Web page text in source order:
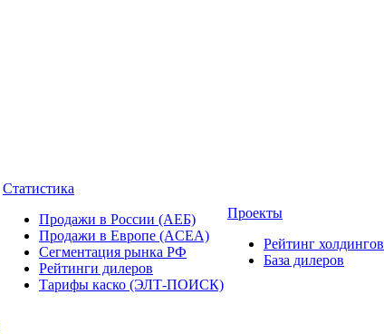
Статистика
Продажи в России (АЕБ)
Продажи в Европе (ACEA)
Сегментация рынка РФ
Рейтинги дилеров
Тарифы каско (ЭЛТ-ПОИСК)
Проекты
Рейтинг холдингов
База дилеров